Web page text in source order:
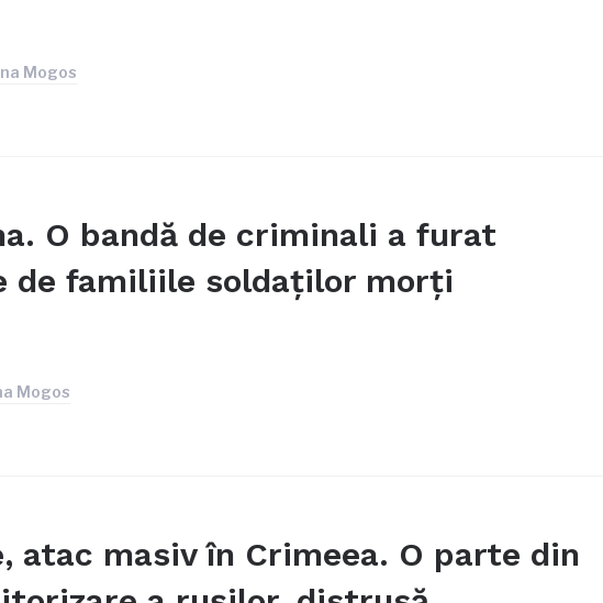
Mogos
O bandă de criminali a furat
de familiile soldaților morți
Mogos
atac masiv în Crimeea. O parte din